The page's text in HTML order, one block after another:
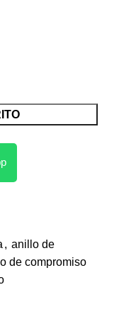
, anillo de
de compromiso